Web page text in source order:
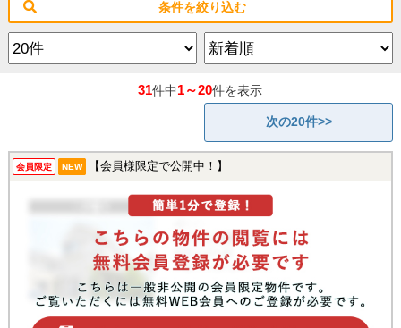
条件を絞り込む
31件中1～20件を表示
次の20件>>
会員限定 NEW 【会員様限定で公開中！】